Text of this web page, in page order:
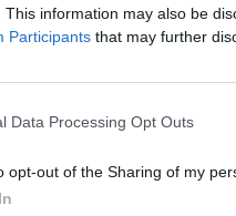
This information may also be
Participants that may further
Data Processing Opt Outs
opt-out of the Sharing of my
wielką miłość
odzyskanie
na arenie
czekać, być
wyimaginowanej